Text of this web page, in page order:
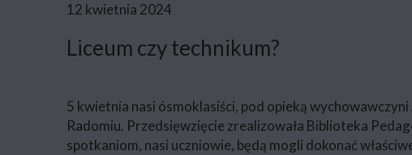
12 kwietnia 2024
Liceum czy technikum?
5 kwietnia nasi ósmoklasiści, pod opieką
Radomiu. Przedsięwzięcie zrealizowała Biblioteka
spotkaniom, nasi uczniowie, będą mogli dokonać